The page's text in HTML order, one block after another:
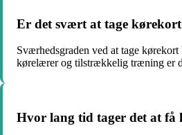
Er det svært at tage
Sværhedsgraden ved at tage
kørelærer og tilstrækkelig træning er
Hvor lang tid tager det at få